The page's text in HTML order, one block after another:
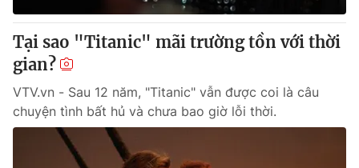
Tại sao "Titanic" mãi trường tồn với thời
gian?
VTV.vn - Sau 12 năm, "Titanic" vẫn được coi là câu
chuyện tình bất hủ và chưa bao giờ lỗi thời.